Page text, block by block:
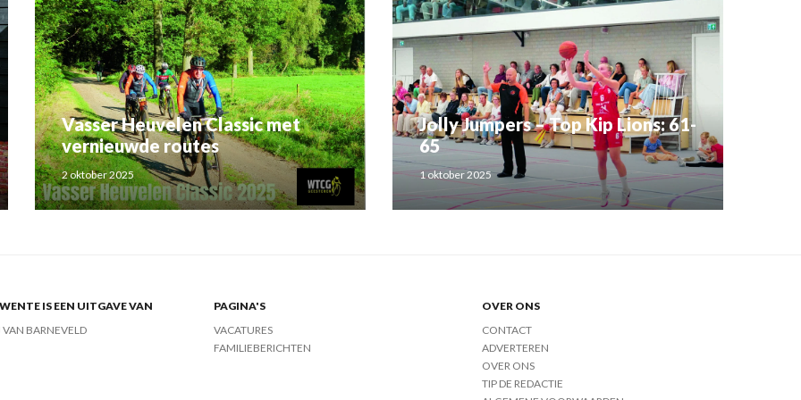
Vasser Heuvelen Classic met
vernieuwde routes
2 oktober 2025
Jolly Jumpers – Top Kip Lions: 61-
65
1 oktober 2025
IS EEN UITGAVE VAN
VAN BARNEVELD
PAGINA'S
VACATURES
FAMILIEBERICHTEN
OVER ONS
CONTACT
ADVERTEREN
OVER ONS
TIP DE REDACTIE